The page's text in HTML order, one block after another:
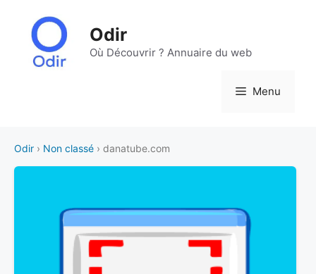
contenu
Odir
Où Découvrir ? Annuaire du web
Menu
Odir › Non classé › danatube.com